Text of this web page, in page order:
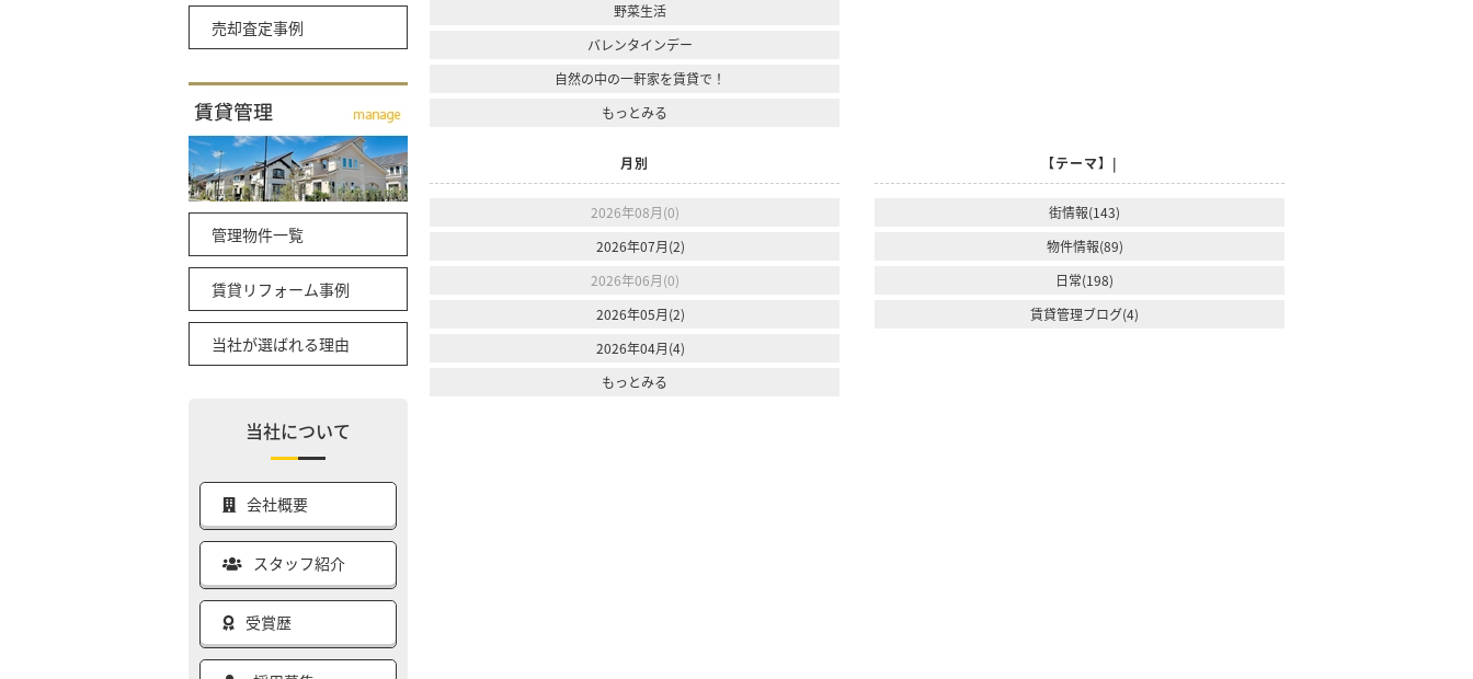
野菜生活
バレンタインデー
自然の中の一軒家を賃貸で！
もっとみる
月別
2026年08月(0)
2026年07月(2)
2026年06月(0)
2026年05月(2)
2026年04月(4)
もっとみる
【テーマ】|
街情報(143)
物件情報(89)
日常(198)
賃貸管理ブログ(4)
売却査定事例
管理物件一覧
賃貸リフォーム事例
当社が選ばれる理由
当社について
会社概要
スタッフ紹介
受賞歴